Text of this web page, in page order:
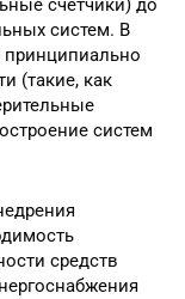
счётчики) до
систем. В
принципиально
(такие, как
систем
средств